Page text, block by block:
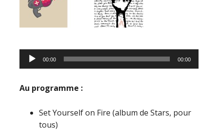
Lecteur
audio
00:00 00:00
Au programme :
Set Yourself on Fire (album de Stars, pour
tous)